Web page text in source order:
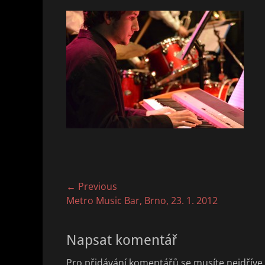
Navigace
pro
příspěvek
← Previous
Previous
Metro Music Bar, Brno, 23. 1. 2012
Napsat komentář